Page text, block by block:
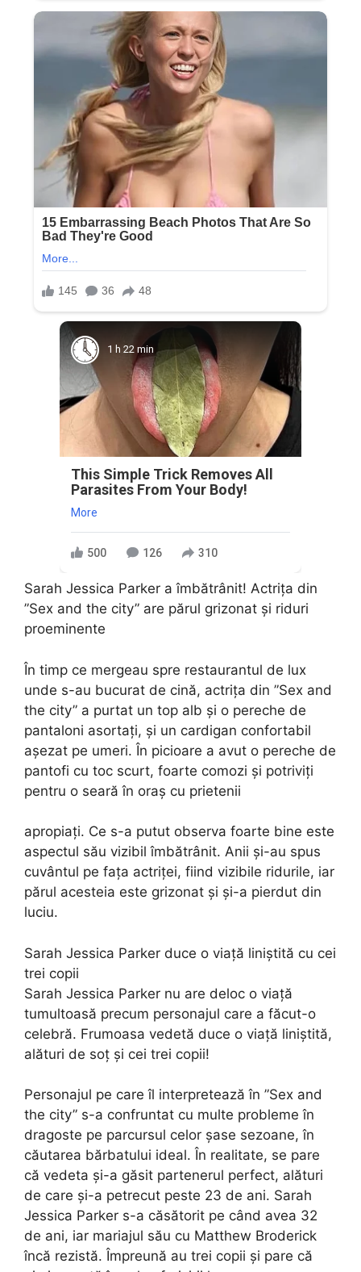
1 h 22 min
This Simple Trick Removes All
Parasites From Your Body!
More
500 126 310
Sarah Jessica Parker a îmbătrânit! Actrița din
”Sex and the city” are părul grizonat și riduri
proeminente
În timp ce mergeau spre restaurantul de lux
unde s-au bucurat de cină, actrița din ”Sex and
the city” a purtat un top alb și o pereche de
pantaloni asortați, și un cardigan confortabil
așezat pe umeri. În picioare a avut o pereche de
pantofi cu toc scurt, foarte comozi și potriviți
pentru o seară în oraș cu prietenii
apropiați. Ce s-a putut observa foarte bine este
aspectul său vizibil îmbătrânit. Anii și-au spus
cuvântul pe fața actriței, fiind vizibile ridurile, iar
părul acesteia este grizonat și și-a pierdut din
luciu.
Sarah Jessica Parker duce o viață liniștită cu cei
trei copii
Sarah Jessica Parker nu are deloc o viață
tumultoasă precum personajul care a făcut-o
celebră. Frumoasa vedetă duce o viață liniștită,
alături de soț și cei trei copii!
Personajul pe care îl interpretează în ”Sex and
the city” s-a confruntat cu multe probleme în
dragoste pe parcursul celor șase sezoane, în
căutarea bărbatului ideal. În realitate, se pare
că vedeta și-a găsit partenerul perfect, alături
de care și-a petrecut peste 23 de ani. Sarah
Jessica Parker s-a căsătorit pe când avea 32
de ani, iar mariajul său cu Matthew Broderick
încă rezistă. Împreună au trei copii și pare că